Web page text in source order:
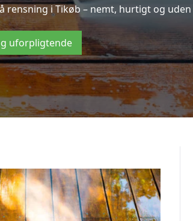
i Tikøb – nemt, hurtigt og
uforpligtende